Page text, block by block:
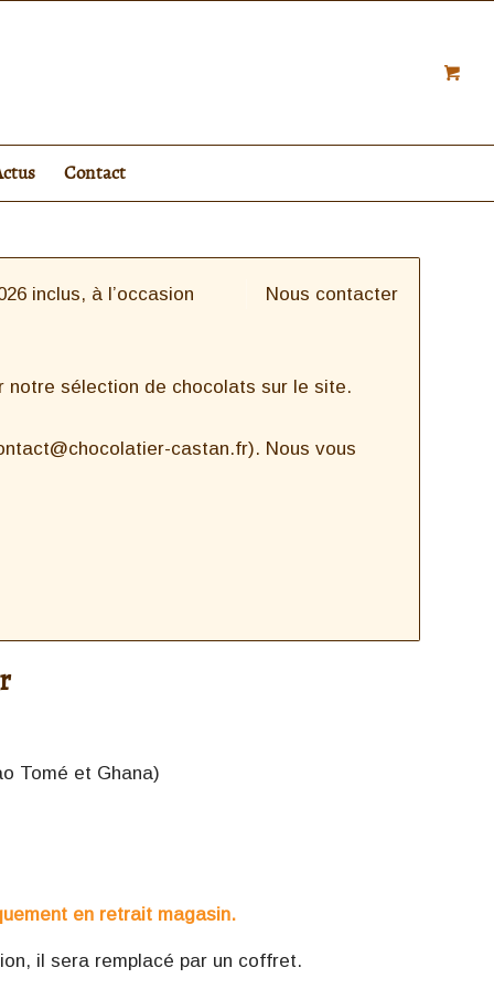
Contact
Nous contacter
inclus, à l’occasion
notre sélection de chocolats sur le site.
castan.fr). Nous vous
Tomé et Ghana)
en retrait magasin.
il sera remplacé par un coffret.